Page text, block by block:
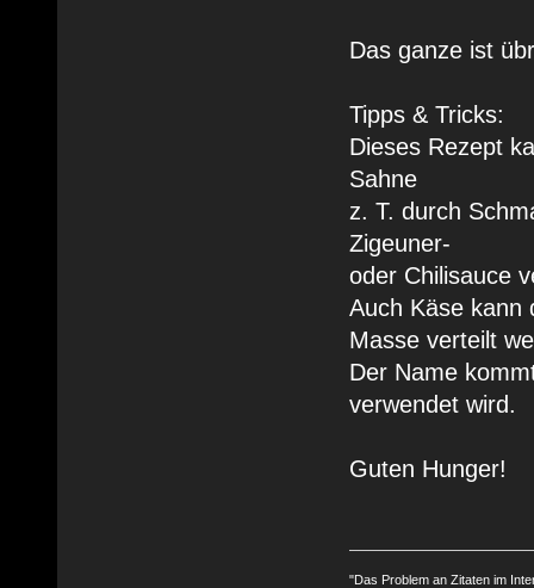
Das ganze ist
Tipps & Tricks:
Dieses Rezept
Sahne
z. T. durch
Zigeuner-
oder Chilisauce
Auch Käse kann
Masse verteilt
Der Name
verwendet wird.
Guten Hunger!
"Das Problem an Zitaten im